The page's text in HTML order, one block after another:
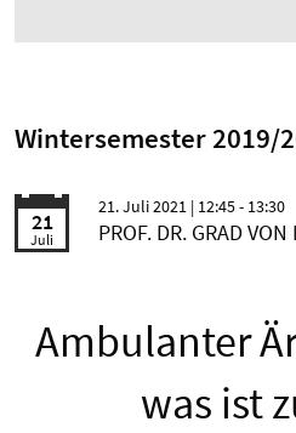
Wintersemester 2019/
21
Juli
21. Juli 2021 | 12:45 - 13:30
PROF. DR. GRAD
Ambulanter
was ist